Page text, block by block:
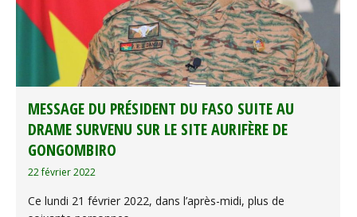
MESSAGE DU PRÉSIDENT DU FASO SUITE AU
DRAME SURVENU SUR LE SITE AURIFÈRE DE
GONGOMBIRO
22 février 2022
Ce lundi 21 février 2022, dans l’après-midi, plus de